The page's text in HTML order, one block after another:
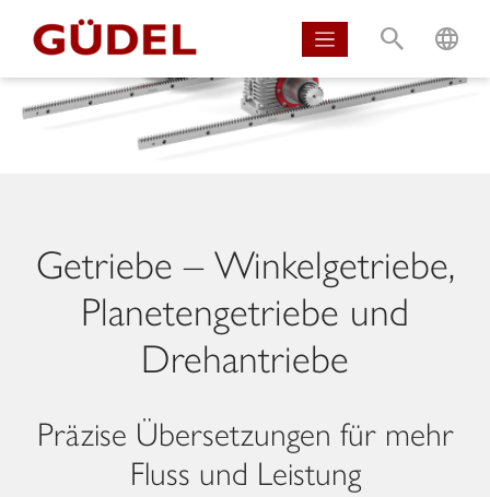
Getriebe – Winkelgetriebe,
Planetengetriebe und
Drehantriebe
Präzise Übersetzungen für mehr
Fluss und Leistung